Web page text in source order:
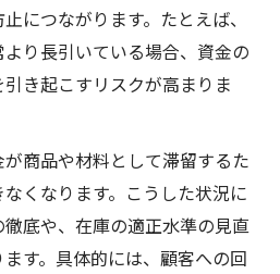
につながります。たとえば、
り長引いている場合、資金の
き起こすリスクが高まりま
商品や材料として滞留するた
くなります。こうした状況に
底や、在庫の適正水準の見直
す。具体的には、顧客への回